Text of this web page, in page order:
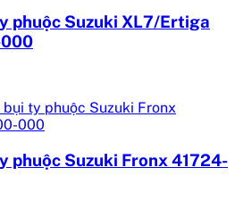
phuộc Suzuki XL7/Ertiga
phuộc Suzuki Fronx 41724-